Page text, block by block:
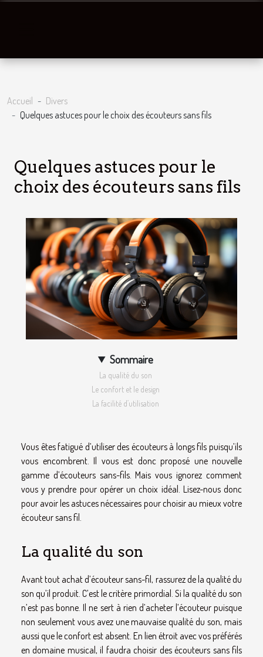
Accueil
Divers
Quelques astuces pour le choix des écouteurs sans fils
Quelques astuces pour le
choix des écouteurs sans fils
Sommaire
La qualité du son
Le confort et le design
La facilité d’utilisation
Vous êtes fatigué d’utiliser des écouteurs à longs fils puisqu’ils
vous encombrent. Il vous est donc proposé une nouvelle
gamme d’écouteurs sans-fils. Mais vous ignorez comment
vous y prendre pour opérer un choix idéal. Lisez-nous donc
pour avoir les astuces nécessaires pour choisir au mieux votre
écouteur sans fil.
La qualité du son
Avant tout achat d’écouteur sans-fil, rassurez de la qualité du
son qu’il produit. C’est le critère primordial. Si la qualité du son
n’est pas bonne. Il ne sert à rien d’acheter l’écouteur puisque
non seulement vous avez une mauvaise qualité du son, mais
aussi que le confort est absent. En lien étroit avec vos préférés
en domaine musical, il faudra choisir des écouteurs sans fils